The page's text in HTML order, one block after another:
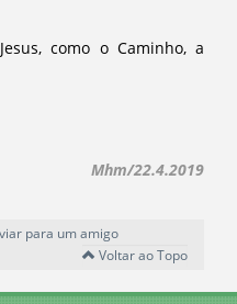
como o Caminho, a
Mhm/22.4.2019
para um amigo
Voltar ao Topo